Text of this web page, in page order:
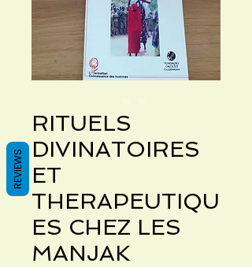
RITUELS
DIVINATOIRES
ET
THERAPEUTIQU
ES CHEZ LES
MANJAK
REVIEWS